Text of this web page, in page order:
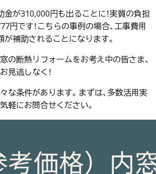
金が310,000円も出ることに！実質の負担
円です！こちらの事例の場合、工事費用
補助されることになります。
の断熱リフォームをお考え中の皆さま、
見逃しなく！
な条件があります。まずは、多数活用実
軽にお問合せください。